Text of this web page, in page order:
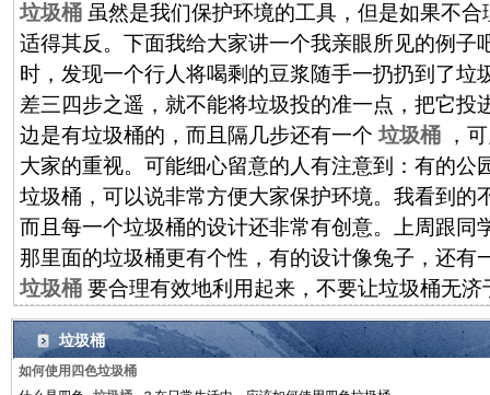
垃圾桶 虽然是我们保护环境的工具，但是如果不
适得其反。下面我给大家讲一个我亲眼所见的例子
时，发现一个行人将喝剩的豆浆随手一扔扔到了垃
差三四步之遥，就不能将垃圾投的准一点，把它投
边是有垃圾桶的，而且隔几步还有一个垃圾桶
，
大家的重视。可能细心留意的人有注意到：有的公
垃圾桶，可以说非常方便大家保护环境。我看到的
而且每一个垃圾桶的设计还非常有创意。上周跟同
那里面的垃圾桶更有个性，有的设计像兔子，还有
垃圾桶 要合理有效地利用起来，不要让垃圾桶无
垃圾桶
如何使用四色垃圾桶